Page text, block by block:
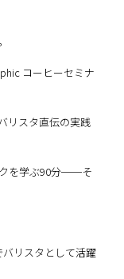
コーヒーセミナ
リスタ直伝の実践
を学ぶ90分──そ
リスタとして活躍